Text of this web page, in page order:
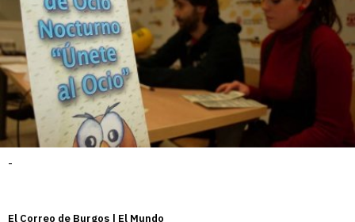
-
El Correo de Burgos | El Mundo